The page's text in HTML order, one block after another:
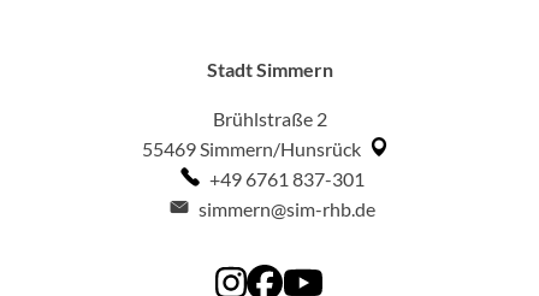
Stadt Simmern
Brühlstraße 2
55469Simmern/Hunsrück
+49 6761 837-301
simmern@sim-rhb.de